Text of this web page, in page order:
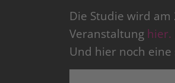
Die Studie wird
Veranstaltung hier.
Und hier noch